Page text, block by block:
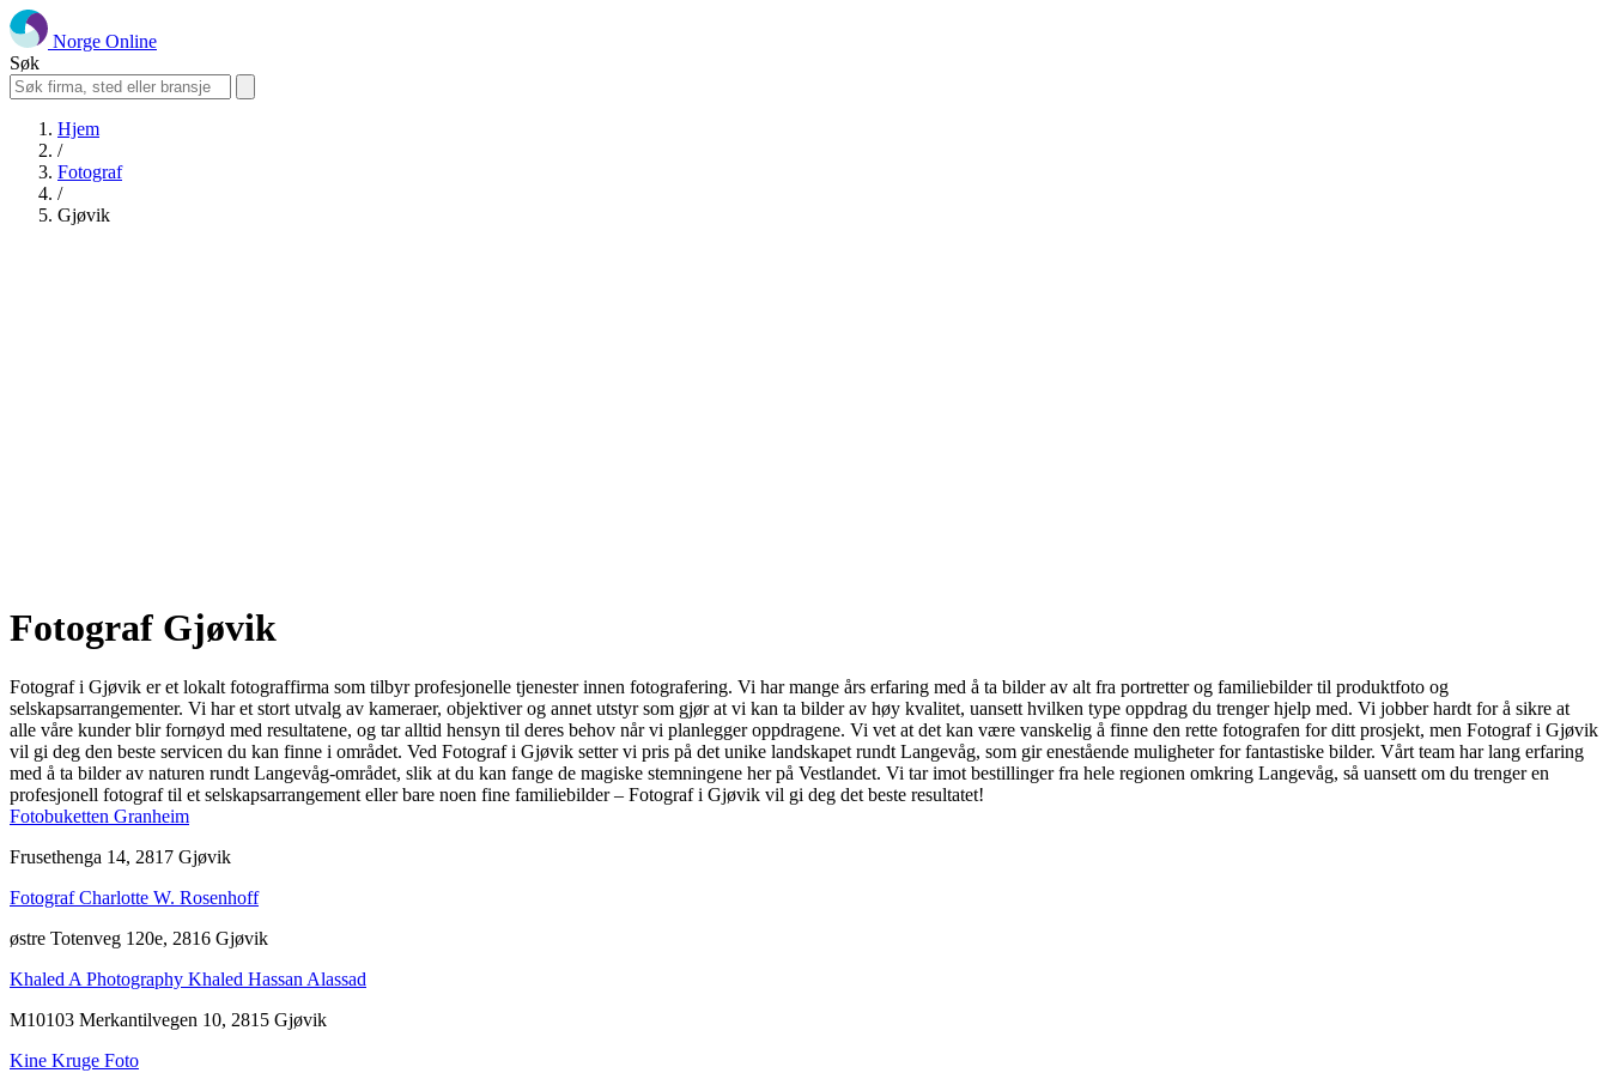
Norge Online
Søk
Hjem
/
Fotograf
/
Gjøvik
Fotograf Gjøvik
Fotograf i Gjøvik er et lokalt fotograffirma som tilbyr profesjonelle tjenester innen fotografering. Vi har mange års erfaring med å ta bilder av alt fra portretter og familiebilder til produktfoto og
selskapsarrangementer. Vi har et stort utvalg av kameraer, objektiver og annet utstyr som gjør at vi kan ta bilder av høy kvalitet, uansett hvilken type oppdrag du trenger hjelp med. Vi jobber hardt for å sikre at
alle våre kunder blir fornøyd med resultatene, og tar alltid hensyn til deres behov når vi planlegger oppdragene. Vi vet at det kan være vanskelig å finne den rette fotografen for ditt prosjekt, men Fotograf i Gjøvik
vil gi deg den beste servicen du kan finne i området. Ved Fotograf i Gjøvik setter vi pris på det unike landskapet rundt Langevåg, som gir enestående muligheter for fantastiske bilder. Vårt team har lang erfaring
med å ta bilder av naturen rundt Langevåg-området, slik at du kan fange de magiske stemningene her på Vestlandet. Vi tar imot bestillinger fra hele regionen omkring Langevåg, så uansett om du trenger en
profesjonell fotograf til et selskapsarrangement eller bare noen fine familiebilder – Fotograf i Gjøvik vil gi deg det beste resultatet!
Fotobuketten Granheim
Frusethenga 14, 2817 Gjøvik
Fotograf Charlotte W. Rosenhoff
østre Totenveg 120e, 2816 Gjøvik
Khaled A Photography Khaled Hassan Alassad
M10103 Merkantilvegen 10, 2815 Gjøvik
Kine Kruge Foto